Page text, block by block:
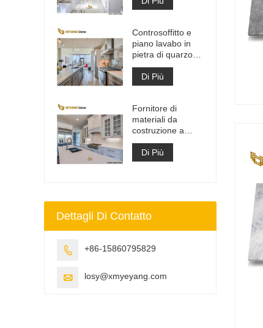
qualità grigio
Controsoffitto e
piano lavabo in
pietra di quarzo
bianco Calacatta
artificiale
ingegnerizzato
Di Più
Fornitore di
materiali da
costruzione a
superficie solida in
pietra di quarzo
artificiale
Di Più
Dettagli Di Contatto
 +86-15860795829
 losy@xmyeyang.com